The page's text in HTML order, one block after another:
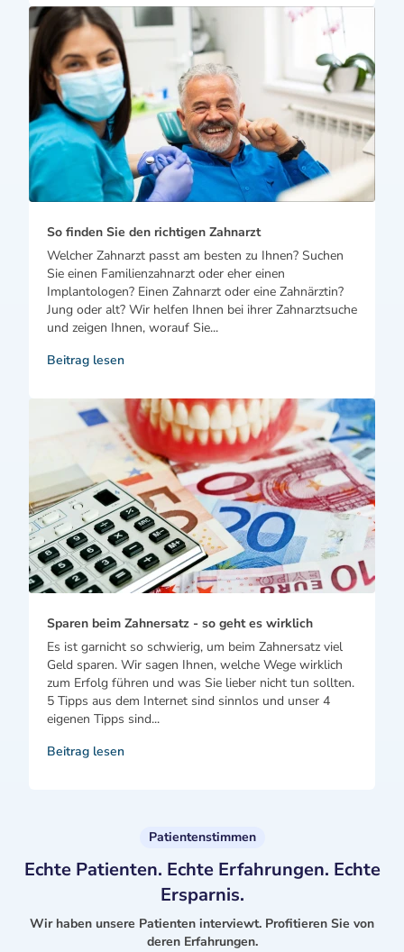
So finden Sie den richtigen Zahnarzt
Welcher Zahnarzt passt am besten zu Ihnen? Suchen
Sie einen Familienzahnarzt oder eher einen
Implantologen? Einen Zahnarzt oder eine Zahnärztin?
Jung oder alt? Wir helfen Ihnen bei ihrer Zahnarztsuche
und zeigen Ihnen, worauf Sie...
Beitrag lesen
Sparen beim Zahnersatz - so geht es wirklich
Es ist garnicht so schwierig, um beim Zahnersatz viel
Geld sparen. Wir sagen Ihnen, welche Wege wirklich
zum Erfolg führen und was Sie lieber nicht tun sollten.
5 Tipps aus dem Internet sind sinnlos und unser 4
eigenen Tipps sind...
Beitrag lesen
Patientenstimmen
Echte Patienten. Echte Erfahrungen. Echte
Ersparnis.
Wir haben unsere Patienten interviewt. Profitieren Sie von
deren Erfahrungen.